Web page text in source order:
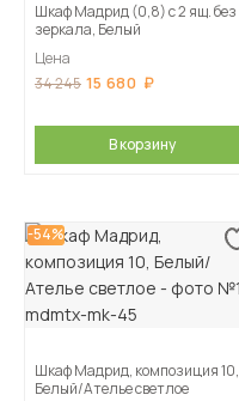
Шкаф Мадрид (0,8) с 2 ящ. без
зеркала, Белый
Цена
34 245 15 680
В корзину
-54%
Шкаф Мадрид, композиция 10,
Белый/Ателье светлое